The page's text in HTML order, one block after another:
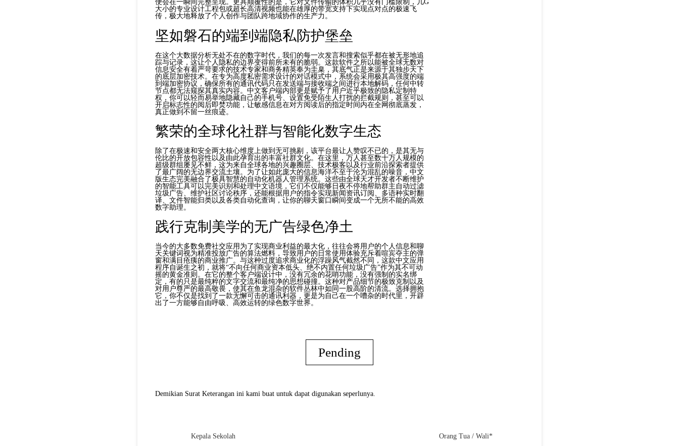
便会在一瞬间完整呈现。更具颠覆性的是，它对文件传输的体积几乎没有门槛限制，几G
大小的专业设计工程包或超长高清视频也能在雄厚的带宽支持下实现点对点的极速飞
传，极大地释放了个人创作与团队跨地域协作的生产力。
坚如磐石的端到端隐私防护堡垒
在这个大数据分析无处不在的数字时代，我们的每一次发言和搜索似乎都在被无形地追
踪与记录，这让个人隐私的边界变得前所未有的脆弱。这款软件之所以能被全球无数对
信息安全有着严苛要求的技术专家和商务精英奉为圭臬，其底气正是来源于其独步天下
的底层加密技术。在专为高度私密需求设计的对话模式中，系统会采用极其高强度的端
到端加密协议，确保所有的通讯代码只在发送端与接收端之间进行本地解码，任何中转
节点都无法窥探其真实内容。中文客户端内部更是赋予了用户近乎极致的隐私定制特
权，你可以轻而易举地隐藏自己的手机号、设置免受陌生人打扰的拦截规则，甚至可以
开启标志性的阅后即焚功能，让敏感信息在对方阅读后的指定时间内在全网彻底蒸发，
真正做到不留一丝痕迹。
繁荣的全球化社群与智能化数字生态
除了在极速和安全两大核心维度上做到无可挑剔，该平台最让人赞叹不已的，是其无与
伦比的开放包容性以及由此孕育出的丰富社群文化。在这里，万人甚至数十万人规模的
超级群组屡见不鲜，这为来自全球各地的兴趣圈层、技术极客以及行业前沿探索者提供
了最广阔的无边界交流土壤。为了让如此庞大的信息海洋不至于沦为混乱的噪音，中文
版生态完美融合了极具智慧的自动化机器人管理系统。这些由全球天才开发者不断维护
的智能工具可以完美识别和处理中文语境，它们不仅能够日夜不停地帮助群主自动过滤
垃圾广告、维护社区讨论秩序，还能根据用户的指令实现新闻资讯订阅、多语种实时翻
译、文件智能归类以及各类自动化查询，让你的聊天窗口瞬间变成一个无所不能的高效
数字助理。
践行克制美学的无广告绿色净土
当今的大多数免费社交应用为了实现商业利益的最大化，往往会将用户的个人信息和聊
天关键词视为精准投放广告的算法燃料，导致用户的日常使用体验充斥着喧宾夺主的弹
窗和满目疮痍的商业推广。与这种过度追求商业化的浮躁风气截然不同，这款中文应用
程序自诞生之初，就将“不向任何商业资本低头、绝不内置任何垃圾广告”作为其不可动
摇的黄金准则。在它的整个客户端设计中，没有冗余的花哨功能，没有强制的实名绑
定，有的只是最纯粹的文字交流和最纯净的思想碰撞。这种对产品细节的极致克制以及
对用户尊严的最高敬畏，使其在鱼龙混杂的软件丛林中如同一股高阶的清流。选择拥抱
它，你不仅是找到了一款无懈可击的通讯利器，更是为自己在一个嘈杂的时代里，开辟
出了一方能够自由呼吸、高效运转的绿色数字世界。
Pending
Demikian Surat Keterangan ini kami buat untuk dapat digunakan seperlunya.
Kepala Sekolah Orang Tua / Wali*